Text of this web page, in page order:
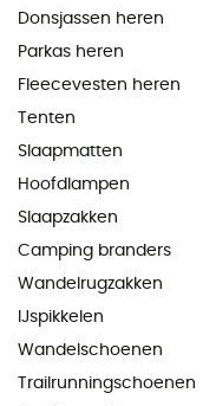
Donsjassen heren
Parkas heren
Fleecevesten heren
Tenten
Slaapmatten
Hoofdlampen
Slaapzakken
Camping branders
Wandelrugzakken
IJspikkelen
Wandelschoenen
Trailrunningschoenen